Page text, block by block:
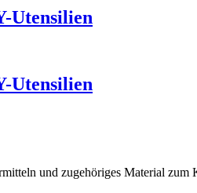
Utensilien
Utensilien
und zugehöriges Material